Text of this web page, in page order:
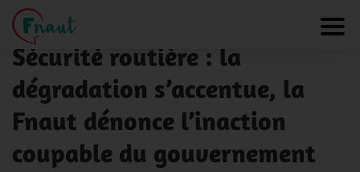
Panneau de gestion des cookies
NOS ACTUALITÉS
Sécurité routière : la
dégradation s’accentue, la
Fnaut dénonce l’inaction
coupable du gouvernement